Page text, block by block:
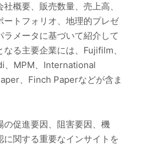
概要、販売数量、売上高、
ートフォリオ、地理的プレゼ
ラメータに基づいて紹介して
る主要企業には、Fujifilm、
、MPM、International
、Finch Paperなどが含ま
の促進要因、阻害要因、機
関する重要なインサイトを